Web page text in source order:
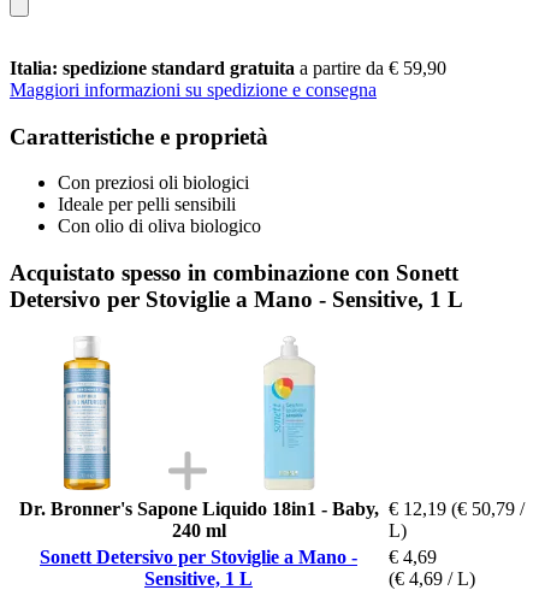
Italia: spedizione standard gratuita a partire da € 59,90
Maggiori informazioni su spedizione e consegna
Caratteristiche e proprietà
Con preziosi oli biologici
Ideale per pelli sensibili
Con olio di oliva biologico
Acquistato spesso in combinazione con Sonett
Detersivo per Stoviglie a Mano - Sensitive, 1 L
Dr. Bronner's Sapone Liquido 18in1 - Baby,
240 ml
€ 12,19 (€ 50,79 /
L)
Sonett Detersivo per Stoviglie a Mano -
Sensitive, 1 L
€ 4,69
(€ 4,69 / L)